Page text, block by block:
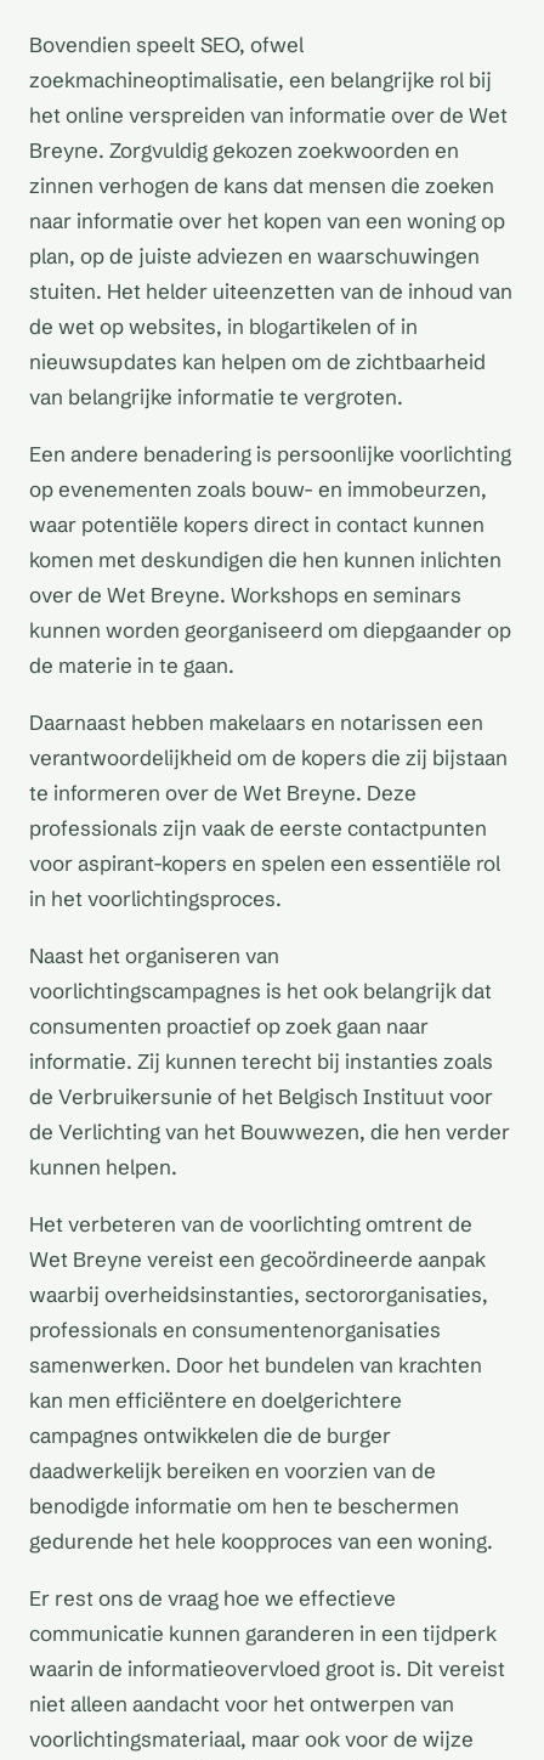
Bovendien speelt SEO, ofwel
zoekmachineoptimalisatie, een belangrijke rol bij
het online verspreiden van informatie over de Wet
Breyne. Zorgvuldig gekozen zoekwoorden en
zinnen verhogen de kans dat mensen die zoeken
naar informatie over het kopen van een woning op
plan, op de juiste adviezen en waarschuwingen
stuiten. Het helder uiteenzetten van de inhoud van
de wet op websites, in blogartikelen of in
nieuwsupdates kan helpen om de zichtbaarheid
van belangrijke informatie te vergroten.
Een andere benadering is persoonlijke voorlichting
op evenementen zoals bouw- en immobeurzen,
waar potentiële kopers direct in contact kunnen
komen met deskundigen die hen kunnen inlichten
over de Wet Breyne. Workshops en seminars
kunnen worden georganiseerd om diepgaander op
de materie in te gaan.
Daarnaast hebben makelaars en notarissen een
verantwoordelijkheid om de kopers die zij bijstaan
te informeren over de Wet Breyne. Deze
professionals zijn vaak de eerste contactpunten
voor aspirant-kopers en spelen een essentiële rol
in het voorlichtingsproces.
Naast het organiseren van
voorlichtingscampagnes is het ook belangrijk dat
consumenten proactief op zoek gaan naar
informatie. Zij kunnen terecht bij instanties zoals
de Verbruikersunie of het Belgisch Instituut voor
de Verlichting van het Bouwwezen, die hen verder
kunnen helpen.
Het verbeteren van de voorlichting omtrent de
Wet Breyne vereist een gecoördineerde aanpak
waarbij overheidsinstanties, sectororganisaties,
professionals en consumentenorganisaties
samenwerken. Door het bundelen van krachten
kan men efficiëntere en doelgerichtere
campagnes ontwikkelen die de burger
daadwerkelijk bereiken en voorzien van de
benodigde informatie om hen te beschermen
gedurende het hele koopproces van een woning.
Er rest ons de vraag hoe we effectieve
communicatie kunnen garanderen in een tijdperk
waarin de informatieovervloed groot is. Dit vereist
niet alleen aandacht voor het ontwerpen van
voorlichtingsmateriaal, maar ook voor de wijze